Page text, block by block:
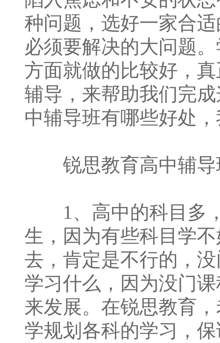
种问题，选好一家合
必须要解决的大问题
方面就做的比较好，
辅导，来帮助我们完
中辅导班有哪些好处
锐思教育高中辅导
1、高中的科目多，
生，因为有些科目学
去，肯定是不行的，
学习什么，因为没门
来发展。在锐思教育
学规划各科的学习，